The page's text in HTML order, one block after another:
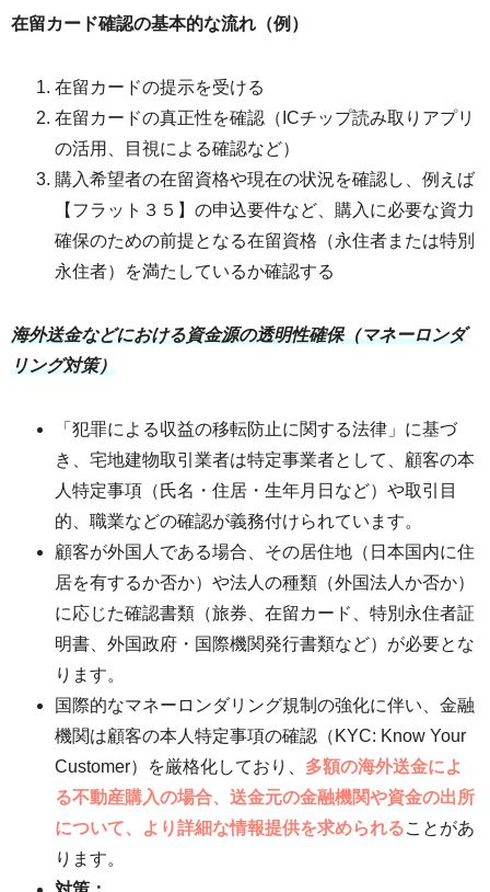
在留カード確認の基本的な流れ（例）
在留カードの提示を受ける
在留カードの真正性を確認（ICチップ読み取りアプリ
の活用、目視による確認など）
購入希望者の在留資格や現在の状況を確認し、例えば
【フラット３５】の申込要件など、購入に必要な資力
確保のための前提となる在留資格（永住者または特別
永住者）を満たしているか確認する
海外送金などにおける資金源の透明性確保（マネーロンダ
リング対策）
「犯罪による収益の移転防止に関する法律」に基づ
き、宅地建物取引業者は特定事業者として、顧客の本
人特定事項（氏名・住居・生年月日など）や取引目
的、職業などの確認が義務付けられています。
顧客が外国人である場合、その居住地（日本国内に住
居を有するか否か）や法人の種類（外国法人か否か）
に応じた確認書類（旅券、在留カード、特別永住者証
明書、外国政府・国際機関発行書類など）が必要とな
ります。
国際的なマネーロンダリング規制の強化に伴い、金融
機関は顧客の本人特定事項の確認（KYC: Know Your
Customer）を厳格化しており、 多額の海外送金によ
る不動産購入の場合、送金元の金融機関や資金の出所
について、より詳細な情報提供を求められることがあ
ります。